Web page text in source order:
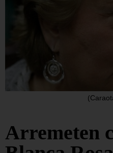
Arremeten